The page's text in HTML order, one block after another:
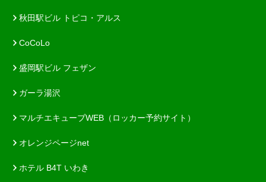
秋田駅ビル トピコ・アルス
CoCoLo
盛岡駅ビル フェザン
ガーラ湯沢
マルチエキューブWEB（ロッカー予約サイト）
オレンジページnet
ホテル B4T いわき